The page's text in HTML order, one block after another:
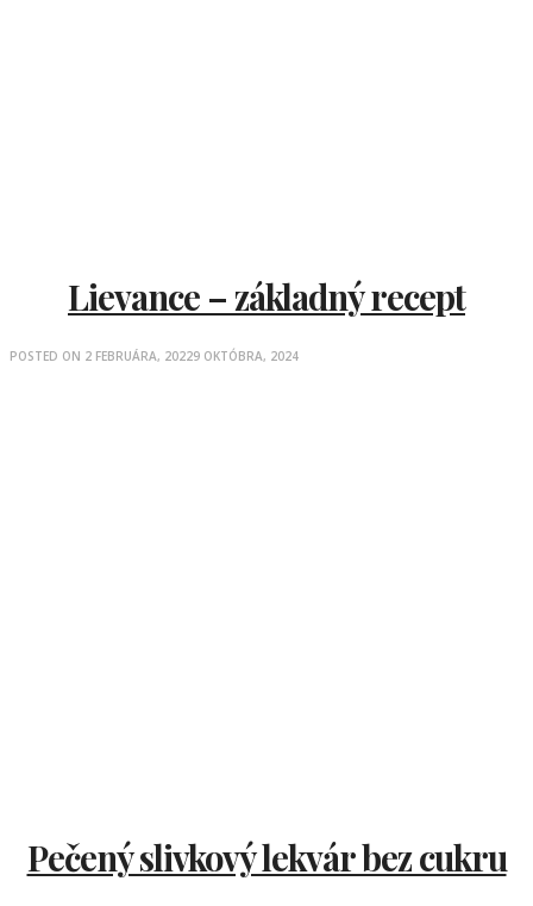
Lievance – základný recept
POSTED ON 2 FEBRUÁRA, 20229 OKTÓBRA, 2024
Pečený slivkový lekvár bez cukru